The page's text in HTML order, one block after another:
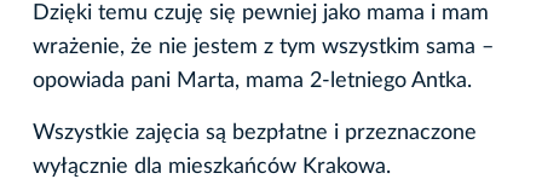
Dzięki temu czuję się pewniej jako mama i mam
wrażenie, że nie jestem z tym wszystkim sama –
opowiada pani Marta, mama 2-letniego Antka.
Wszystkie zajęcia są bezpłatne i przeznaczone
wyłącznie dla mieszkańców Krakowa.